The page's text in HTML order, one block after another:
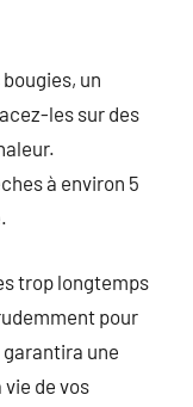
un
les sur des
à environ 5
trop longtemps
pour
une
de vos